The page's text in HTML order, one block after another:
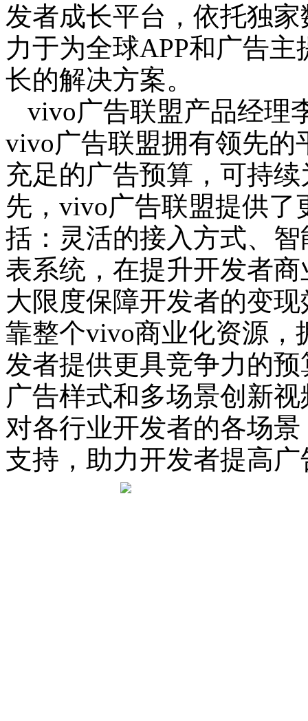
发者成长平台，依托独
力于为全球APP和广告
长的解决方案。
vivo广告联盟产品经理
vivo广告联盟拥有领先的
充足的广告预算，可持
先，vivo广告联盟提供
括：灵活的接入方式、
表系统，在提升开发者
大限度保障开发者的变
靠整个vivo商业化资源，
发者提供更具竞争力的
广告样式和多场景创新
对各行业开发者的各场
支持，助力开发者提高